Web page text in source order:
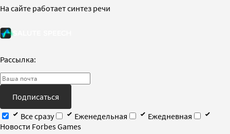
На сайте работает синтез речи
Рассылка:
Подписаться
Все сразу
Еженедельная
Ежедневная
Новости Forbes Games